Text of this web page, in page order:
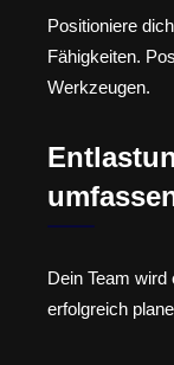
Positioniere
Fähigkeiten.
Werkzeugen.
Dein Team
erfolgreich